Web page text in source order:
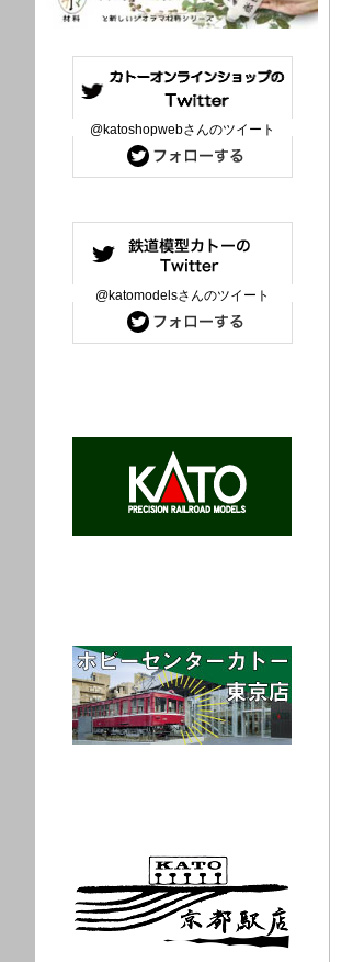
@katoshopwebさんのツイート
@katomodelsさんのツイート